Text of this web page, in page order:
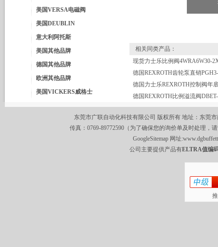
美国VERSA电磁阀
美国DEUBLIN
意大利阿托斯
美国其他品牌
德国其他品牌
欧洲其他品牌
美国VICKERS威格士
相关同类产品：
德国力士乐REXROTH控制阀年
东莞市广联自动化科技有限公司 版权所有 地址：东莞
传真：0769-89772590（为了确保您的询价单及时处理，
GoogleSitemap 网址:
公司主要提供产品有ELTRA值编